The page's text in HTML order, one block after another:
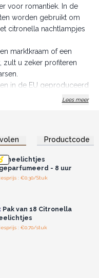
voor romantiek. In de
worden gebruikt om
citronella nachtlampjes
marktkraam of een
zult u zeker profiteren
in de EU geproduceerd
en met behulp van de
te doen.
Lees meer
Productcode
Log in of registreer u voor
groothandelsprijzen.
Theelichtjes
- 8 uur
: €0.30/Stuk
Pak van 18 Citronella
: €0.70/stuk